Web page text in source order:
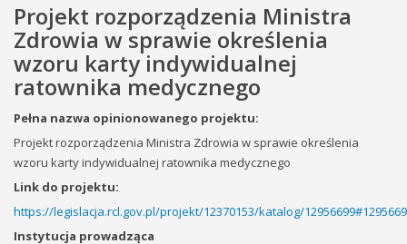
Projekt rozporządzenia Ministra
Zdrowia w sprawie określenia
wzoru karty indywidualnej
ratownika medycznego
Pełna nazwa opinionowanego projektu:
Projekt rozporządzenia Ministra Zdrowia w sprawie określenia
wzoru karty indywidualnej ratownika medycznego
Link do projektu:
https://legislacja.rcl.gov.pl/projekt/12370153/katalog/
Instytucja prowadząca